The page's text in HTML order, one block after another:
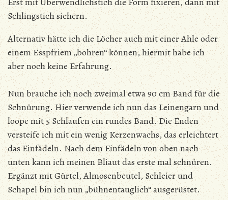
Schlingstich sichern.
Alternativ hätte ich die Löcher auch mit einer Ahle oder
einem Esspfriem „bohren“ können, hiermit habe ich
aber noch keine Erfahrung.
Nun brauche ich noch zweimal etwa 90 cm Band für die
Schnürung. Hier verwende ich nun das Leinengarn und
loope mit 5 Schlaufen ein rundes Band. Die Enden
versteife ich mit ein wenig Kerzenwachs, das erleichtert
das Einfädeln. Nach dem Einfädeln von oben nach
unten kann ich meinen Bliaut das erste mal schnüren.
Ergänzt mit Gürtel, Almosenbeutel, Schleier und
Schapel bin ich nun „bühnentauglich“ ausgerüstet.